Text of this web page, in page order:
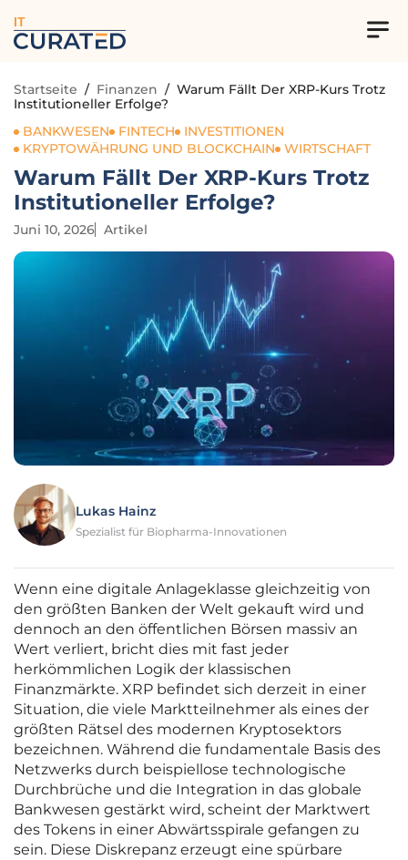
IT
Startseite / Finanzen / Warum Fällt Der XRP-Kurs Trotz
Institutioneller Erfolge?
BANKWESEN
FINTECH
INVESTITIONEN
KRYPTOWÄHRUNG UND BLOCKCHAIN
WIRTSCHAFT
Warum Fällt Der XRP-Kurs Trotz
Institutioneller Erfolge?
Juni 10, 2026 Artikel
Lukas Hainz
Spezialist für Biopharma-Innovationen
Wenn eine digitale Anlageklasse gleichzeitig von
den größten Banken der Welt gekauft wird und
dennoch an den öffentlichen Börsen massiv an
Wert verliert, bricht dies mit fast jeder
herkömmlichen Logik der klassischen
Finanzmärkte. XRP befindet sich derzeit in einer
Situation, die viele Marktteilnehmer als eines der
größten Rätsel des modernen Kryptosektors
bezeichnen. Während die fundamentale Basis des
Netzwerks durch beispiellose technologische
Durchbrüche und die Integration in das globale
Bankwesen gestärkt wird, scheint der Marktwert
des Tokens in einer Abwärtsspirale gefangen zu
sein. Diese Diskrepanz erzeugt eine spürbare